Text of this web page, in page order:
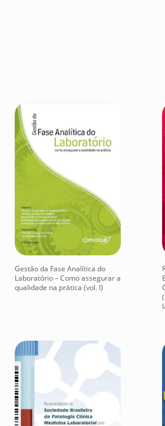
Gestão da Fase Analítica do
Laboratório – Como assegurar a
qualidade na prática (vol. I)